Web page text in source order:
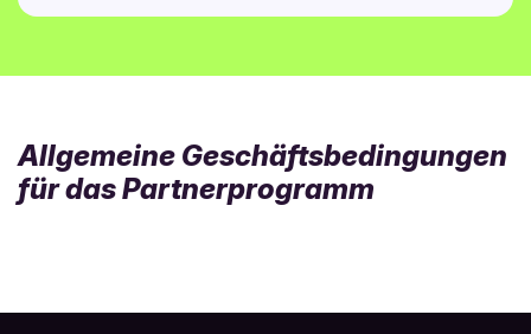
Allgemeine Geschäftsbedingungen
für das Partnerprogramm